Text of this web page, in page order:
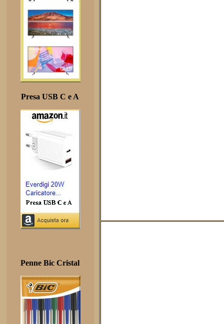
Presa USB C e A
Penne Bic Cristal